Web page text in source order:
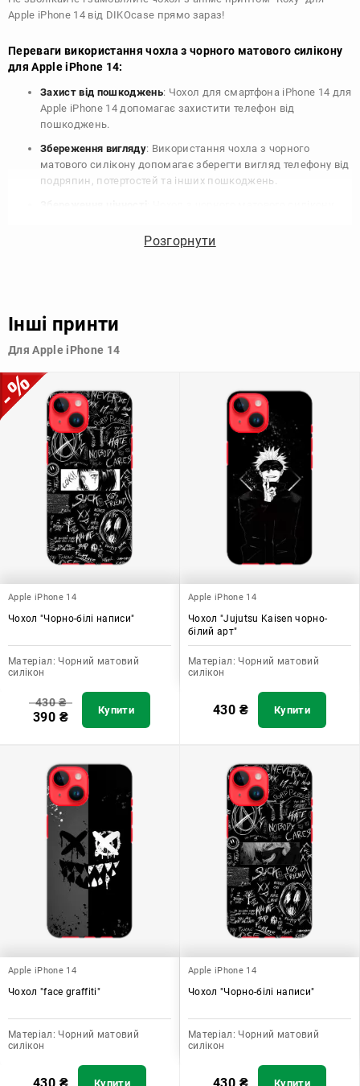
Apple iPhone 14 від DIKOcase прямо зараз!
Переваги використання чохла з чорного матового силікону
для Apple iPhone 14:
Захист від пошкоджень: Чохол для смартфона iPhone 14 для
Apple iPhone 14 допомагає захистити телефон від
пошкоджень.
Збереження вигляду: Використання чохла з чорного
матового силікону допомагає зберегти вигляд телефону від
подряпин, потертостей та інших пошкоджень.
телефону, що особливо важливо для людей, які планують
особистому смаку.
Узагалі, чохол для телефону - це дуже корисний аксесуар, який
додати зручності в користуванні.
Розгорнути
Інші принти
Для Apple iPhone 14
Apple iPhone 14
Чохол "Чорно-білі написи"
Матеріал: Чорний матовий
силікон
430₴
390 ₴ Купити
Apple iPhone 14
Чохол "Jujutsu Kaisen чорно-
білий арт"
Матеріал: Чорний матовий
силікон
430 ₴ Купити
Apple iPhone 14
Чохол "face graffiti"
Матеріал: Чорний матовий
силікон
430 ₴ Купити
Apple iPhone 14
Чохол "Чорно-білі написи"
Матеріал: Чорний матовий
силікон
430 ₴ Купити